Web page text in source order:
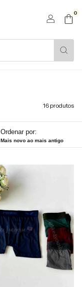
0
16 produtos
Ordenar por:
Mais novo ao mais antigo